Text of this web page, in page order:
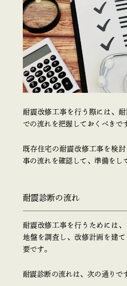
耐震改修工事を行う際には、
での流れを把握しておくべきで
既存住宅の耐震改修工事を検
事の流れを確認して、準備をし
耐震診断の流れ
耐震改修工事を行うためには
地盤を調査し、改修計画を建
要です。
耐震診断の流れは、次の通りで